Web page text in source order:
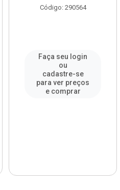
Código: 290564
Faça seu login
ou
cadastre-se
para ver preços
e comprar